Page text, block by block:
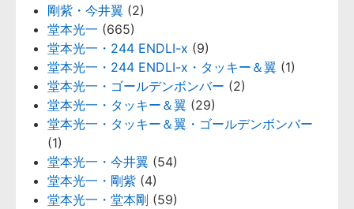
剛紫・今井翼 (2)
堂本光一 (665)
堂本光一・244 ENDLI-x (9)
堂本光一・244 ENDLI-x・タッキー＆翼 (1)
堂本光一・ゴールデンボンバー (2)
堂本光一・タッキー＆翼 (29)
堂本光一・タッキー＆翼・ゴールデンボンバー
(1)
堂本光一・今井翼 (54)
堂本光一・剛紫 (4)
堂本光一・堂本剛 (59)